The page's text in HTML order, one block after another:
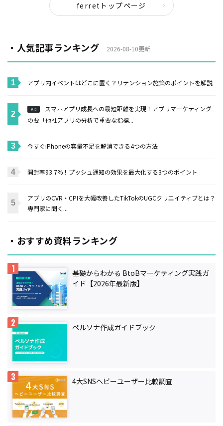
ferretトップページ
・人気記事ランキング 2026-08-10更新
アプリ内イベントはどこに置く？リテンション施策のポイントを解説
AD
スマホアプリ成長への最短距離を実現！アプリマーケティング
の要「他社アプリの分析で重要な指標...
今すぐiPhoneの容量不足を解消できる4つの方法
開封率93.7%！プッシュ通知の効果を最大化する3つのポイント
アプリのCVR・CPIを大幅改善したTikTokのUGCクリエイティブとは？
専門家に聞く...
・おすすめ資料ランキング
基礎からわかる BtoBマーケティング実践ガ
イド【2026年最新版】
ペルソナ作成ガイドブック
4大SNSヘビーユーザー比較調査